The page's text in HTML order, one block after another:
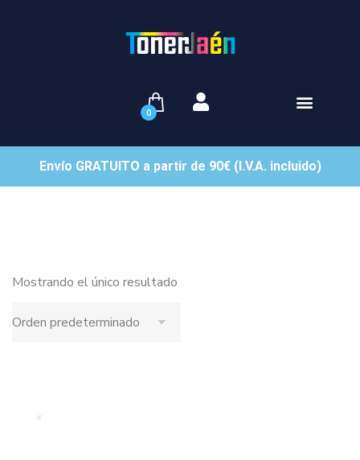
0
Envío GRATUITO a partir de 90€ (I.V.A. incluido)
Mostrando el único resultado